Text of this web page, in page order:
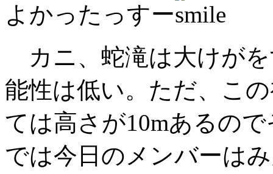
よかったっすー
カニ、蛇滝は大けが
能性は低い。ただ、こ
ては高さが10mあるの
では今日のメンバーは